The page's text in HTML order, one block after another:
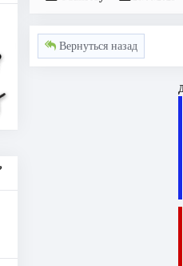
Вернуться назад